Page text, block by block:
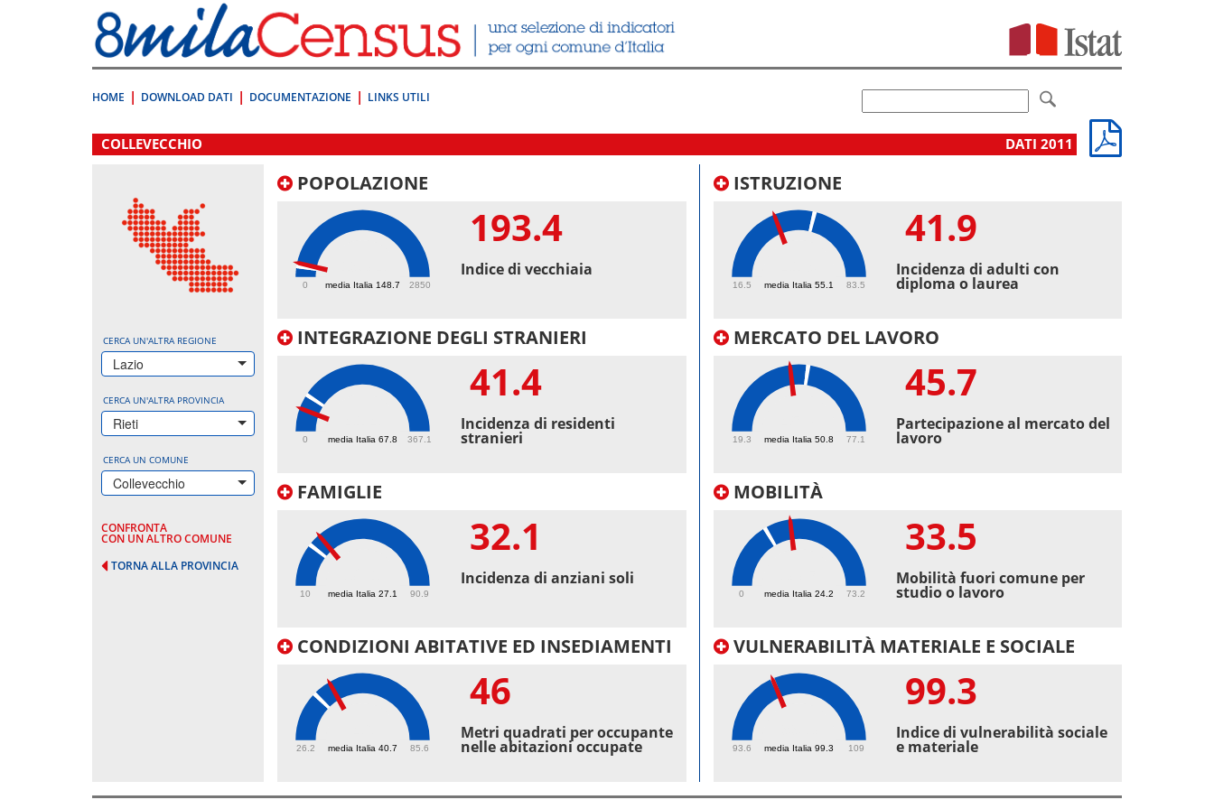
direttamente
a:
Contenuto
HOME DOWNLOAD DATI DOCUMENTAZIONE LINKS UTILI
.
COLLEVECCHIO DATI 2011
CERCA UN'ALTRA REGIONE
Lazio
CERCA UN'ALTRA PROVINCIA
Rieti
CERCA UN COMUNE
Collevecchio
CONFRONTA
CON UN ALTRO COMUNE
TORNA ALLA PROVINCIA
POPOLAZIONE
media Italia 148.7
0 2850
193.4
Indice di vecchiaia
INTEGRAZIONE DEGLI STRANIERI
media Italia 67.8
0 367.1
41.4
Incidenza di residenti
stranieri
FAMIGLIE
media Italia 27.1
10 90.9
32.1
Incidenza di anziani soli
CONDIZIONI ABITATIVE ED INSEDIAMENTI
media Italia 40.7
26.2 85.6
46
Metri quadrati per occupante
nelle abitazioni occupate
ISTRUZIONE
media Italia 55.1
16.5 83.5
41.9
Incidenza di adulti con
diploma o laurea
MERCATO DEL LAVORO
media Italia 50.8
19.3 77.1
45.7
Partecipazione al mercato del
lavoro
MOBILITÀ
media Italia 24.2
0 73.2
33.5
Mobilità fuori comune per
studio o lavoro
VULNERABILITÀ MATERIALE E SOCIALE
media Italia 99.3
93.6 109
99.3
Indice di vulnerabilità sociale
e materiale